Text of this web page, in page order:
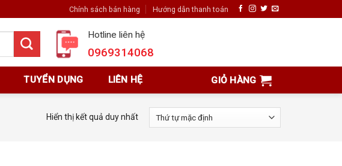
Chính sách bán hàng Hướng dẫn thanh toán
Hotline liên hệ
0969314068
TUYỂN DỤNG LIÊN HỆ GIỎ HÀNG
Hiển thị kết quả duy nhất